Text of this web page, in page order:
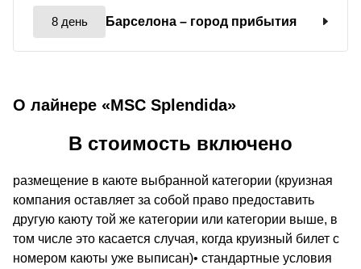
8 день Барселона – город прибытия
О лайнере «MSC Splendida»
В стоимость включено
размещение в каюте выбранной категории (круизная
компания оставляет за собой право предоставить
другую каюту той же категории или категории выше, в
том числе это касается случая, когда круизный билет с
номером каюты уже выписан)• стандартные условия